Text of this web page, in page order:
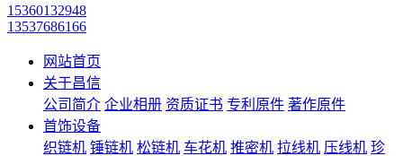
15360132948
13537686166
网站首页
关于昌信
公司简介 企业相册 资质证书 专利原件 著作原件
首饰设备
织链机 锤链机 松链机 车花机 推密机 拉线机 压线机 珍